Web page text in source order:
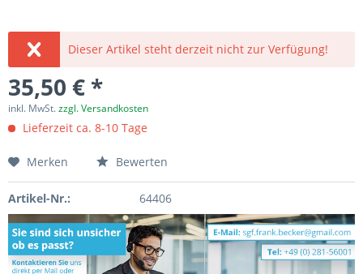
Dieser Artikel steht derzeit nicht zur Verfügung!
35,50 € *
inkl. MwSt.zzgl. Versandkosten
Lieferzeit ca. 8-10 Tage
Merken Bewerten
Artikel-Nr.: 64406